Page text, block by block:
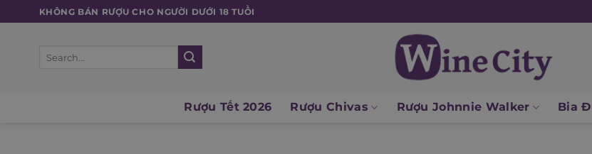
to
KHÔNG BÁN RƯỢU CHO NGƯỜI DƯỚI 18 TUỔI
Rượu Tết 2026 Rượu Chivas Rượu Johnnie Walker Bia